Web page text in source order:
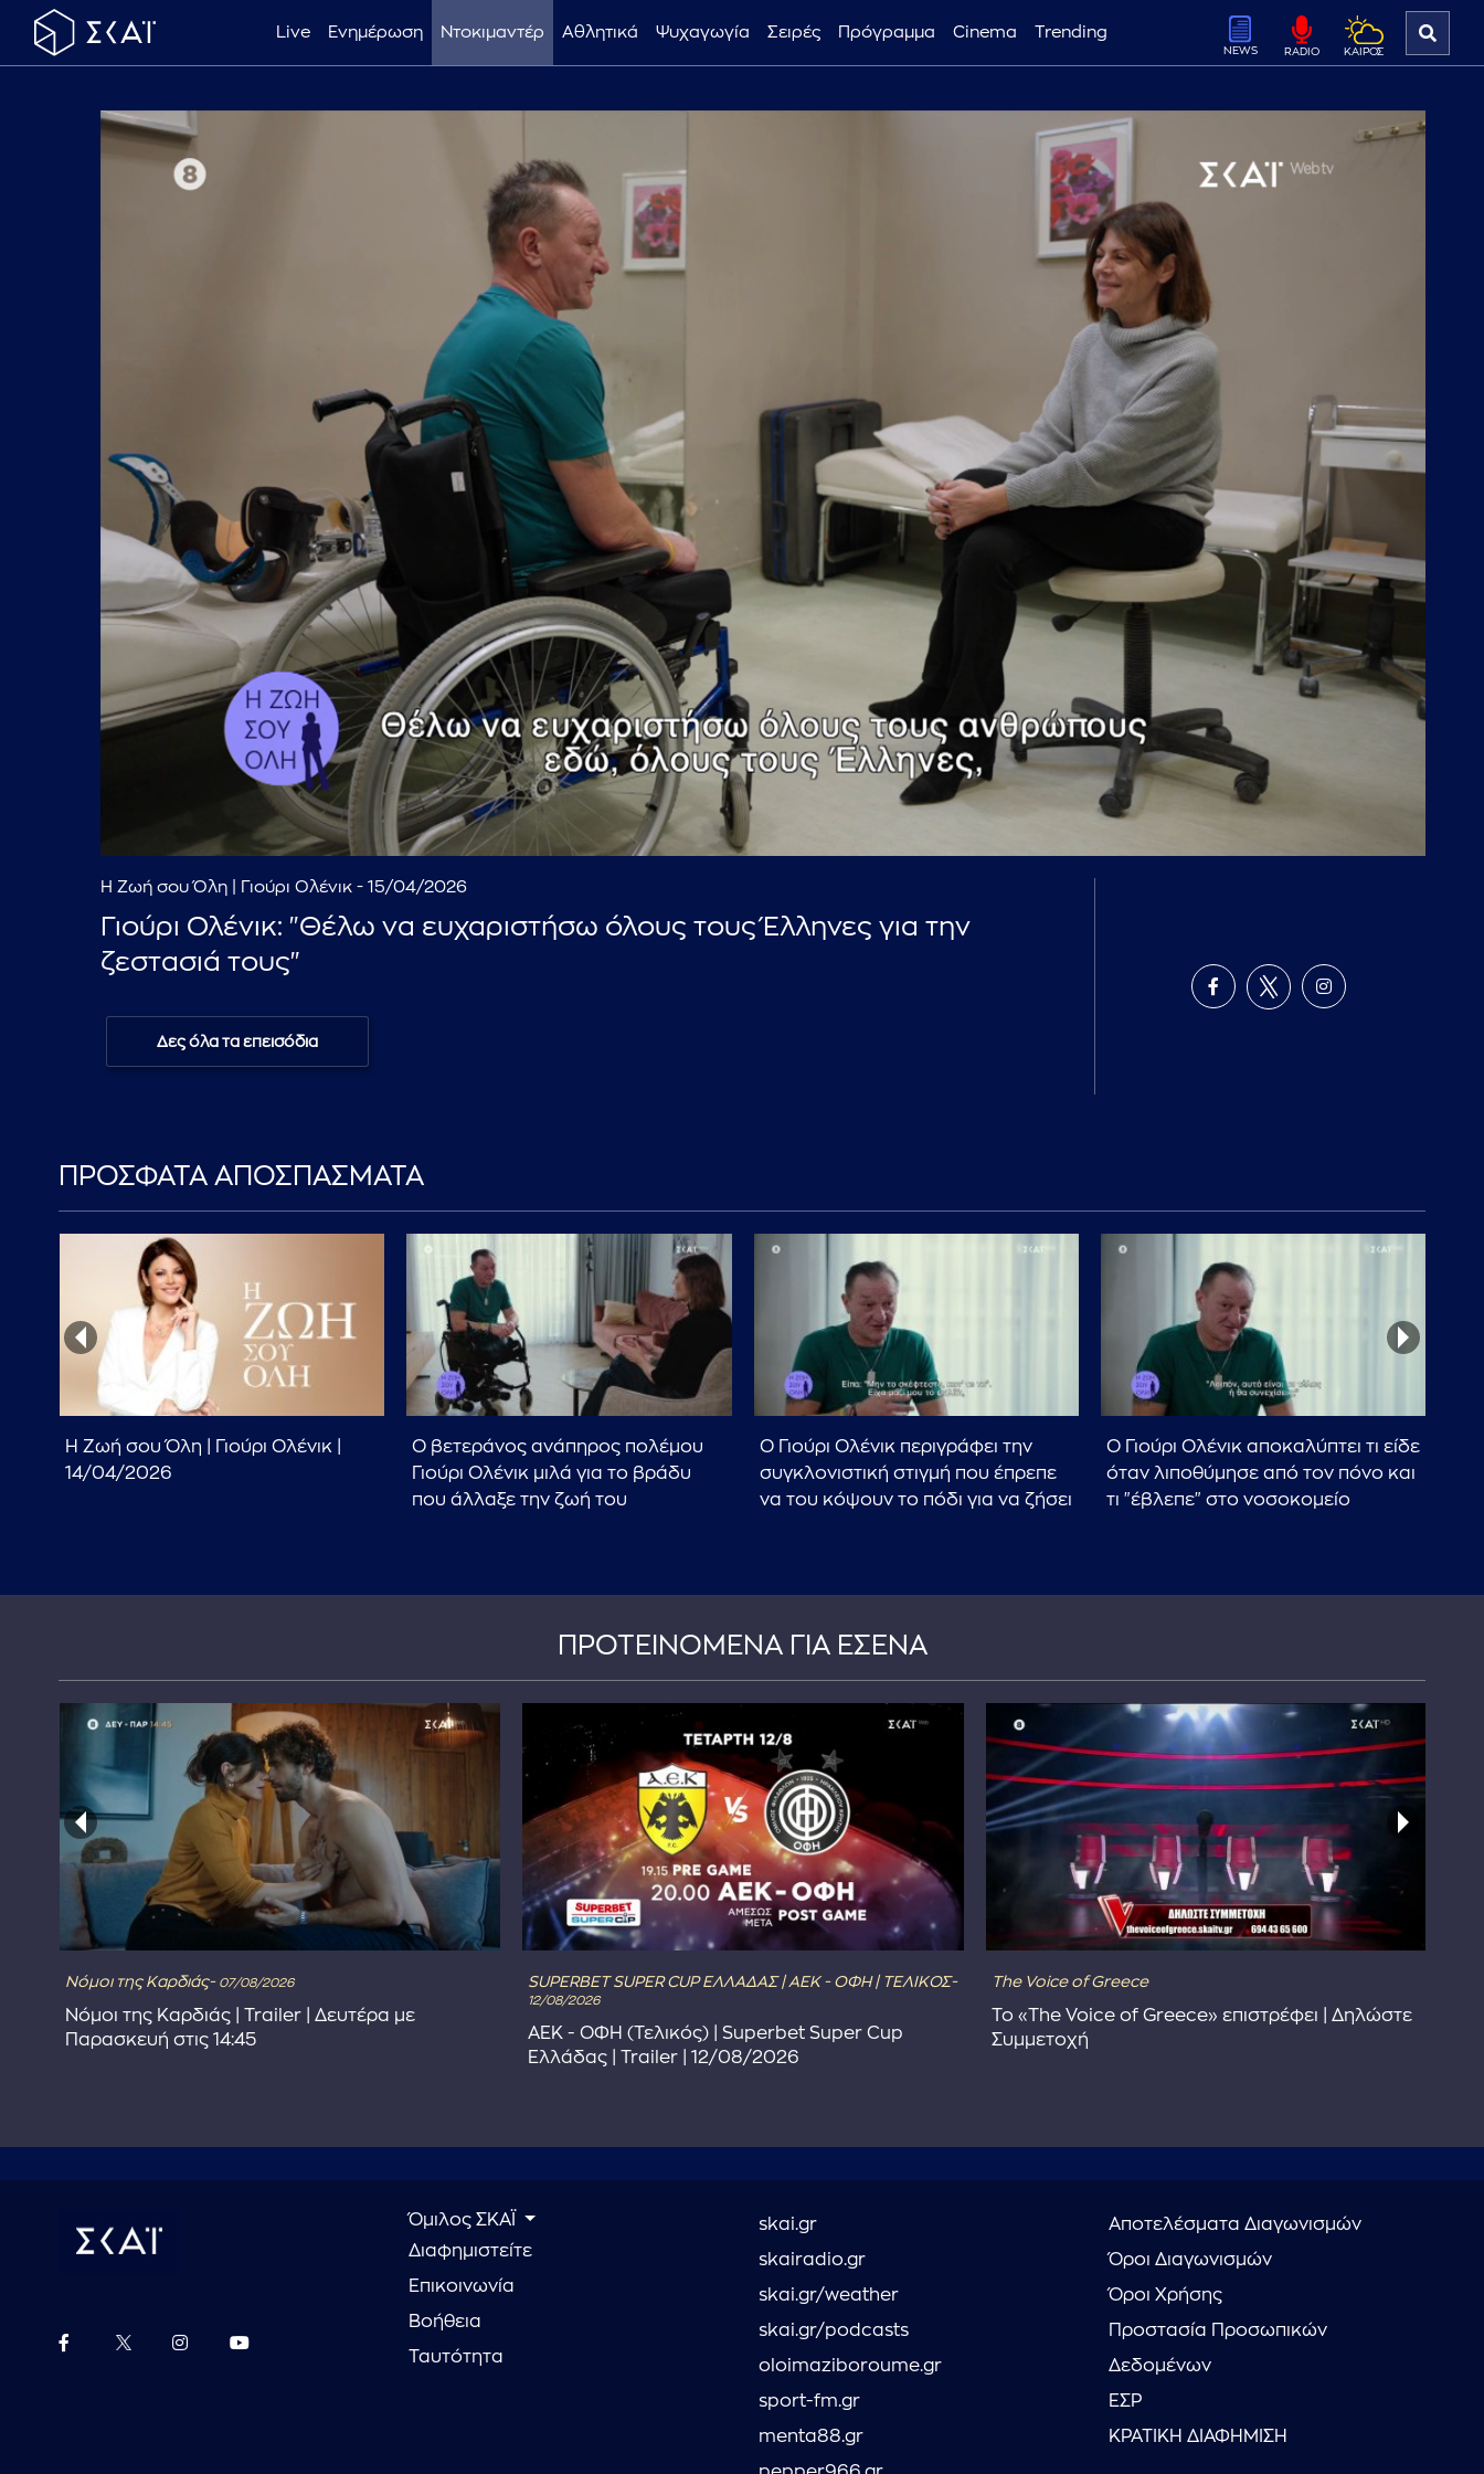
Live Ενημέρωση Ντοκιμαντέρ Αθλητικά Ψυχαγωγία Σειρές Πρόγραμμα Cinema Trending
NEWS RADIO ΚΑΙΡΟΣ
...πληκτρολογήστε κείμενο προς αναζήτηση
Η Ζωή σου Όλη | Γιούρι Ολένικ - 15/04/2026
Γιούρι Ολένικ: "Θέλω να ευχαριστήσω όλους τους Έλληνες για την
ζεστασιά τους"
Δες όλα τα επεισόδια
ΠΡΟΣΦΑΤΑ ΑΠΟΣΠΑΣΜΑΤΑ
Η Ζωή σου Όλη | Γιούρι Ολένικ |
14/04/2026
Ο βετεράνος ανάπηρος πολέμου
Γιούρι Ολένικ μιλά για το βράδυ
που άλλαξε την ζωή του
Ο Γιούρι Ολένικ περιγράφει την
συγκλονιστική στιγμή που έπρεπε
να του κόψουν το πόδι για να ζήσει
Ο Γιούρι Ολένικ αποκαλύπτει τι είδε
όταν λιποθύμησε από τον πόνο και
τι "έβλεπε" στο νοσοκομείο
ΠΡΟΤΕΙΝΟΜΕΝΑ ΓΙΑ ΕΣΕΝΑ
Νόμοι της Καρδιάς- 07/08/2026
Νόμοι της Καρδιάς | Trailer | Δευτέρα με
Παρασκευή στις 14:45
SUPERBET SUPER CUP ΕΛΛΑΔΑΣ | ΑΕΚ - ΟΦΗ | ΤΕΛΙΚΟΣ-
12/08/2026
ΑΕΚ - ΟΦΗ (Τελικός) | Superbet Super Cup
Ελλάδας | Trailer | 12/08/2026
The Voice of Greece
Το «The Voice of Greece» επιστρέφει | Δηλώστε
Συμμετοχή
Όμιλος ΣΚΑΪ
Διαφημιστείτε
Επικοινωνία
Βοήθεια
Ταυτότητα
skai.gr
skairadio.gr
skai.gr/weather
skai.gr/podcasts
oloimaziboroume.gr
sport-fm.gr
menta88.gr
Αποτελέσματα Διαγωνισμών
Όροι Διαγωνισμών
Όροι Χρήσης
Προστασία Προσωπικών
Δεδομένων
ΕΣΡ
ΚΡΑΤΙΚΗ ΔΙΑΦΗΜΙΣΗ